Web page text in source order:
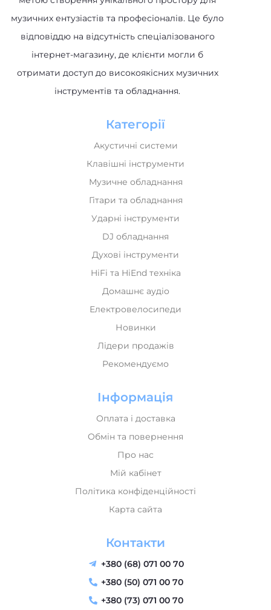
метою створення унікального простору для
музичних ентузіастів та професіоналів. Це було
відповіддю на відсутність спеціалізованого
інтернет-магазину, де клієнти могли б
отримати доступ до високоякісних музичних
Акустичні системи
Клавішні інструменти
Музичне обладнання
Гітари та обладнання
Ударні інструменти
DJ обладнання
Духові інструменти
HiFi та HiEnd техніка
Оплата і доставка
Про нас
Мій кабінет
+380 (68) 071 00 70
+380 (50) 071 00 70